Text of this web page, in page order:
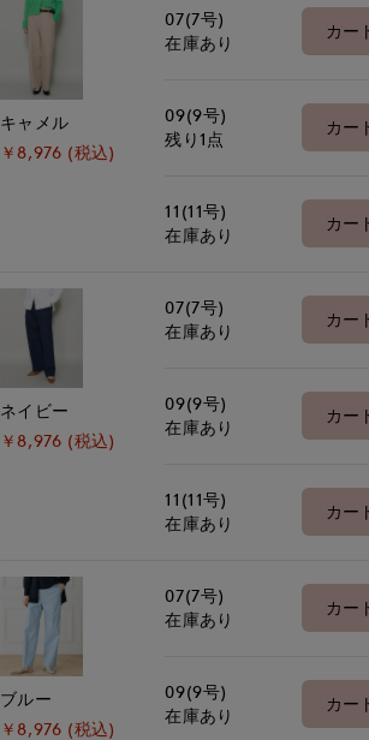
モデル身長:162cm 着用サイズ:09M)
キャメル
￥8,976 (税込)
07(7号)
在庫あり
カー
09(9号)
残り1点
カー
11(11号)
在庫あり
カー
ネイビー
￥8,976 (税込)
07(7号)
在庫あり
カー
09(9号)
在庫あり
カー
11(11号)
在庫あり
カー
ブルー
￥8,976 (税込)
07(7号)
在庫あり
カー
09(9号)
在庫あり
カー